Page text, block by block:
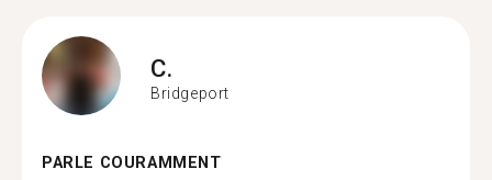
C.
Bridgeport
PARLE COURAMMENT